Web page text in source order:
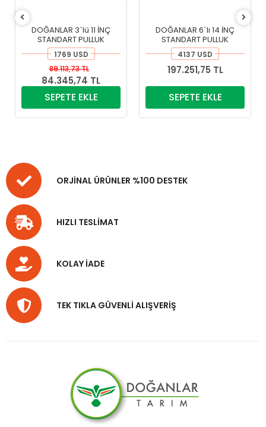
DOĞANLAR 3`lü 11 İNÇ
STANDART PULLUK
1769 USD
84.345,74 TL
89.113,73 TL
SEPETE EKLE
DOĞANLAR 6`lı 14 İNÇ
STANDART PULLUK
4137 USD
197.251,75 TL
SEPETE EKLE
ORJİNAL ÜRÜNLER %100 DESTEK
HIZLI TESLİMAT
KOLAY İADE
TEK TIKLA GÜVENLİ ALIŞVERİŞ